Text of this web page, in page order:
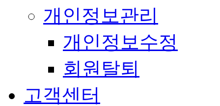
개인정보관리
개인정보수정
회원탈퇴
고객센터